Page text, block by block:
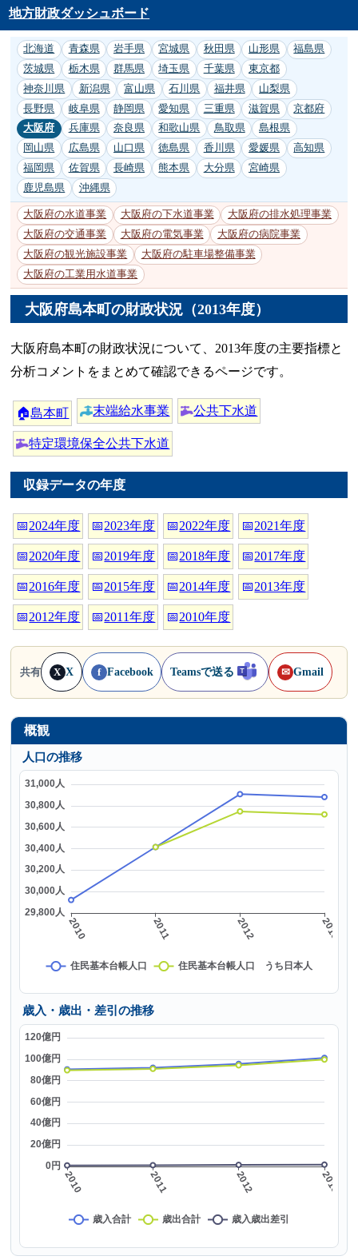
地方財政ダッシュボード
北海道 青森県 岩手県 宮城県 秋田県 山形県
福島県
茨城県
栃木県 群馬県 埼玉県 千葉県
東京都
神奈川県
新潟県 富山県 石川県 福井県
山梨県
長野県
岐阜県 静岡県 愛知県 三重県 滋賀県
京都府
大阪府
兵庫県 奈良県 和歌山県 鳥取県
島根県
岡山県
広島県 山口県 徳島県 香川県 愛媛県
高知県
福岡県
佐賀県 長崎県 熊本県 大分県
宮崎県
鹿児島県
沖縄県
大阪府の水道事業 大阪府の下水道事業
大阪府の排水処理事業
大阪府の交通事業
大阪府の電気事業
大阪府の病院事業
大阪府の観光施設事業
大阪府の駐車場整備事業
大阪府の工業用水道事業
大阪府島本町の財政状況（2013年度）
大阪府島本町の財政状況について、2013年度の主要指標と
分析コメントをまとめて確認できるページです。
🏠島本町 末端給水事業 公共下水道
特定環境保全公共下水道
収録データの年度
📅2024年度 📅2023年度 📅2022年度 📅2021年度
📅2020年度 📅2019年度 📅2018年度 📅2017年度
📅2016年度 📅2015年度 📅2014年度 📅2013年度
📅2012年度 📅2011年度 📅2010年度
共有 X X f Facebook Teamsで送る ✉ Gmail
概観
人口の推移
歳入・歳出・差引の推移